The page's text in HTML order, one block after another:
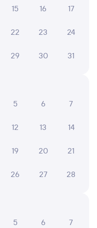
найдете актуальное
в Пугачёвск
15 16 17
22 23 24
29 30 31
5 6 7
12 13 14
19 20 21
26 27 28
5 6 7